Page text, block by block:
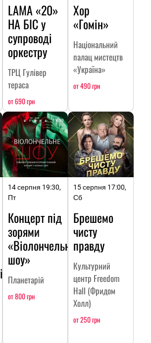
LAMA «20»
НА БІС у
супроводі
оркестру
ТРЦ Гулівер
тераса
от 690 грн
Хор
«Гомін»
Національний
палац мистецтв
«Україна»
от 490 грн
14 серпня 19:30,
Пт
Концерт під
зорями
«Віолончельне
шоу»
Планетарій
от 800 грн
15 серпня 17:00,
Сб
Брешемо
чисту
правду
Культурний
центр Freedom
Hall (Фридом
Холл)
от 250 грн